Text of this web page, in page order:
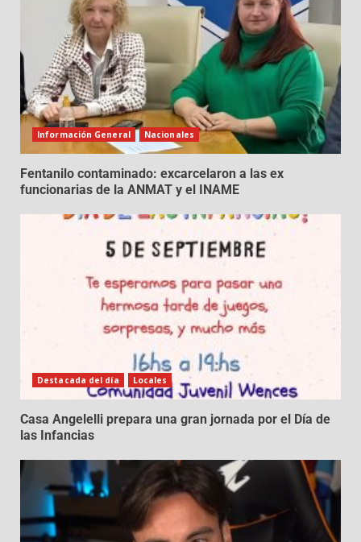
Información General Nacionales
Fentanilo contaminado: excarcelaron a las ex
funcionarias de la ANMAT y el INAME
Destacada del día Locales
Casa Angelelli prepara una gran jornada por el Día de
las Infancias